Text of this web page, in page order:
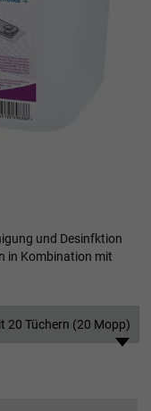
und Desinfktion
in Kombination mit
20 Tüchern (20 Mopp)